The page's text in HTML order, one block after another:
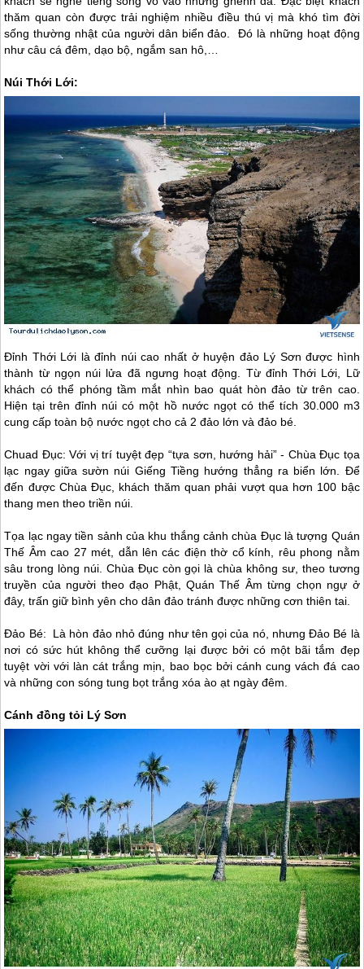
thăm quan còn được trải nghiệm nhiều điều thú vị mà khó tìm đời
sống thường nhật của người dân biển đảo. Đó là những hoạt động
như câu cá đêm, dạo bộ, ngắm san hô,…
Núi Thới Lới:
Đỉnh Thới Lới là đỉnh núi cao nhất ở huyện đảo Lý Sơn được hình
thành từ ngọn núi lửa đã ngưng hoạt động. Từ đỉnh Thới Lới, Lữ
khách có thể phóng tầm mắt nhìn bao quát hòn đảo từ trên cao.
Hiện tại trên đỉnh núi có một hồ nước ngọt có thể tích 30.000 m3
cung cấp toàn bộ nước ngọt cho cả 2 đảo lớn và đảo bé.
Chuad Đục: Với vị trí tuyệt đẹp “tựa sơn, hướng hải” - Chùa Đục tọa
lạc ngay giữa sườn núi Giếng Tiềng hướng thẳng ra biển lớn. Để
đến được Chùa Đục, khách thăm quan phải vượt qua hơn 100 bậc
thang men theo triền núi.
Tọa lạc ngay tiền sảnh của khu thắng cảnh chùa Đục là tượng Quán
Thế Âm cao 27 mét, dẫn lên các điện thờ cổ kính, rêu phong nằm
sâu trong lòng núi. Chùa Đục còn gọi là chùa không sư, theo tương
truyền của người theo đạo Phật, Quán Thế Âm từng chọn ngự ở
đây, trấn giữ bình yên cho dân đảo tránh được những cơn thiên tai.
Đảo Bé: Là hòn đảo nhỏ đúng như tên gọi của nó, nhưng Đảo Bé là
nơi có sức hút không thể cưỡng lại được bởi có một bãi tắm đẹp
tuyệt vời với làn cát trắng mịn, bao bọc bởi cánh cung vách đá cao
và những con sóng tung bọt trắng xóa ào ạt ngày đêm.
Cánh đồng tỏi Lý Sơn